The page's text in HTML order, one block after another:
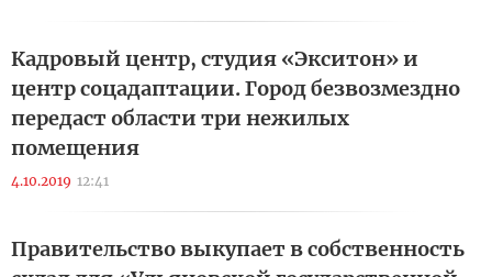
Кадровый центр, студия «Экситон» и
центр соцадаптации. Город безвозмездно
передаст области три нежилых
помещения
4.10.2019 12:41
Правительство выкупает в собственность